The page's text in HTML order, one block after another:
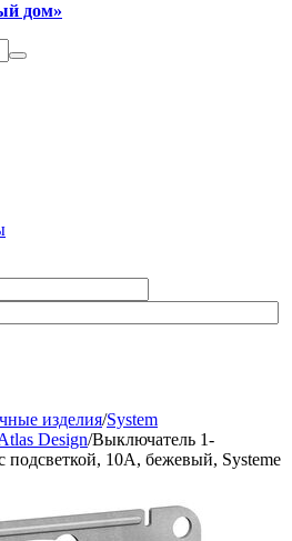
дом»
изделия/System
Design/Выключатель 1-
10A, бежевый, Systeme